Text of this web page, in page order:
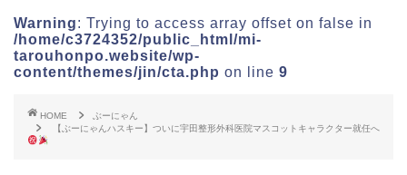
Warning: Trying to access array offset on false in
/home/c3724352/public_html/mi-
tarouhonpo.website/wp-
content/themes/jin/cta.php on line 9
HOME
ぶーにゃん
【ぶーにゃんハスキー】ついに宇田整形外科医院マスコットキャラクター就任へ